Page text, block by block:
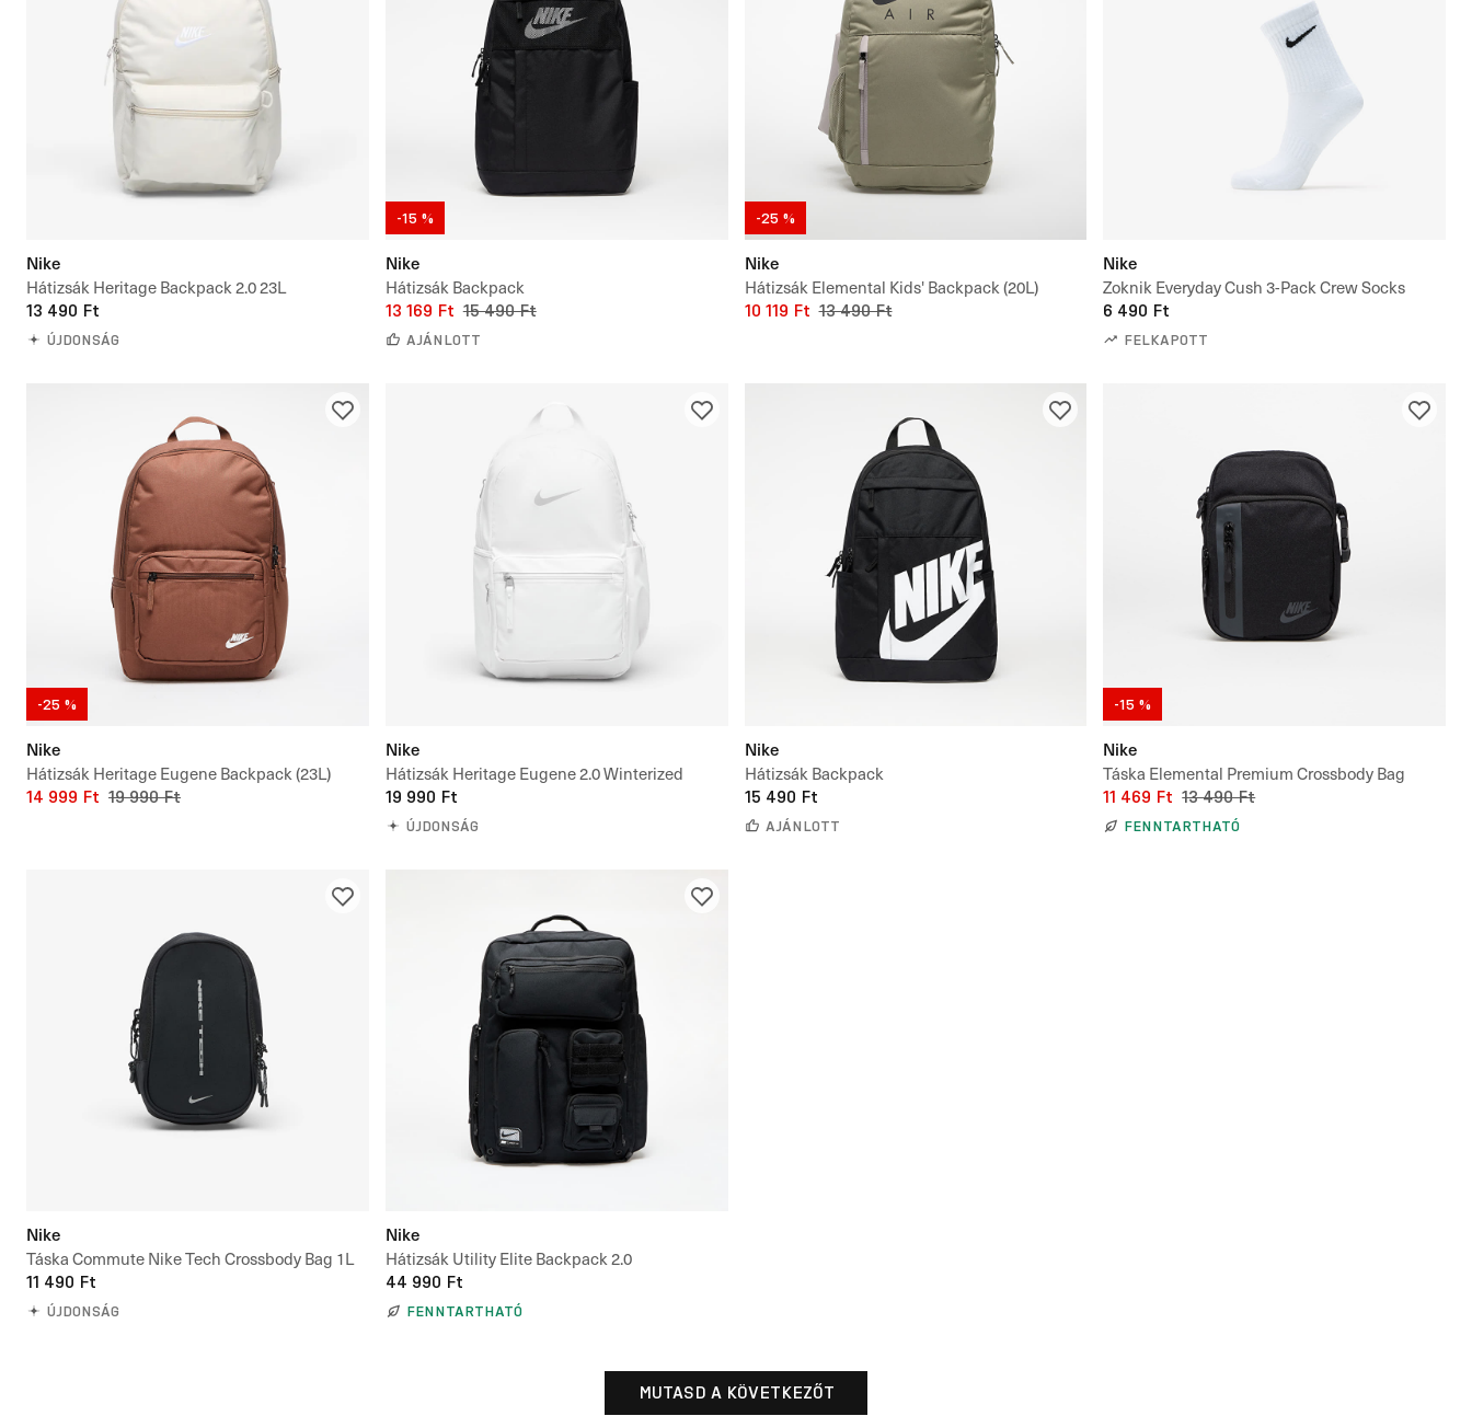
Nike
Hátizsák Heritage Backpack 2.0 23L
13 490 Ft
ÚJDONSÁG
-15 %
Nike
Hátizsák Backpack
13 169 Ft 15 490 Ft
AJÁNLOTT
-25 %
Nike
Hátizsák Elemental Kids' Backpack (20L)
10 119 Ft 13 490 Ft
Nike
Zoknik Everyday Cush 3-Pack Crew Socks
6 490 Ft
FELKAPOTT
-25 %
Nike
Hátizsák Heritage Eugene Backpack (23L)
14 999 Ft 19 990 Ft
Nike
Hátizsák Heritage Eugene 2.0 Winterized
Backpack 20L
19 990 Ft
ÚJDONSÁG
Nike
Hátizsák Backpack
15 490 Ft
AJÁNLOTT
-15 %
Nike
Táska Elemental Premium Crossbody Bag
11 469 Ft 13 490 Ft
FENNTARTHATÓ
Nike
Táska Commute Nike Tech Crossbody Bag 1L
11 490 Ft
ÚJDONSÁG
Nike
Hátizsák Utility Elite Backpack 2.0
44 990 Ft
FENNTARTHATÓ
MUTASD A KÖVETKEZŐT